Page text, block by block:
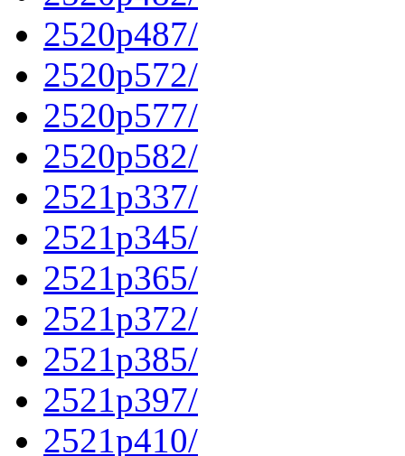
2520p487/
2520p572/
2520p577/
2520p582/
2521p337/
2521p345/
2521p365/
2521p372/
2521p385/
2521p397/
2521p410/